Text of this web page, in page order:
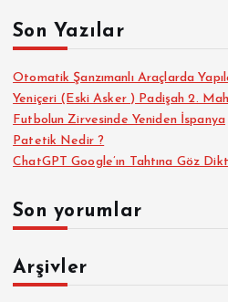
:Son Yazılar
Otomatik Şanzımanlı Araçlarda
Yeniçeri (Eski Asker ) Padişah 2.
Futbolun Zirvesinde Yeniden İspanya
Patetik Nedir ?
ChatGPT Google’ın Tahtına Göz
Son yorumlar
Arşivler